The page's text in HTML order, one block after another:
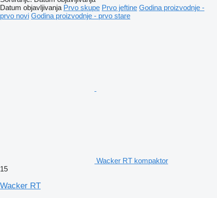
Datum objavljivanja Prvo skupe Prvo jeftine Godina proizvodnje -
prvo novi Godina proizvodnje - prvo stare
Wacker RT kompaktor
15
Wacker RT